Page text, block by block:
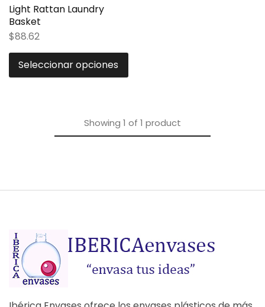
Light Rattan Laundry
Basket
$88.62
Seleccionar opciones
Showing 1 of 1 product